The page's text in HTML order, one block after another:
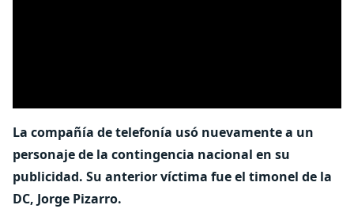
La compañía de telefonía usó nuevamente a un
personaje de la contingencia nacional en su
publicidad. Su anterior víctima fue el timonel de la
DC, Jorge Pizarro.